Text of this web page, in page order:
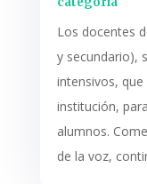
Los docentes
y secundario),
intensivos,
institución,
alumnos.
de la voz,